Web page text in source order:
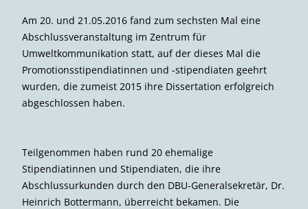
Am 20. und 21.05.2016 fand zum sechsten Mal eine
Abschlussveranstaltung im Zentrum für
Umweltkommunikation statt, auf der dieses Mal die
Promotionsstipendiatinnen und -stipendiaten geehrt
wurden, die zumeist 2015 ihre Dissertation erfolgreich
abgeschlossen haben.
Teilgenommen haben rund 20 ehemalige
Stipendiatinnen und Stipendiaten, die ihre
Abschlussurkunden durch den DBU-Generalsekretär, Dr.
Heinrich Bottermann, überreicht bekamen. Die